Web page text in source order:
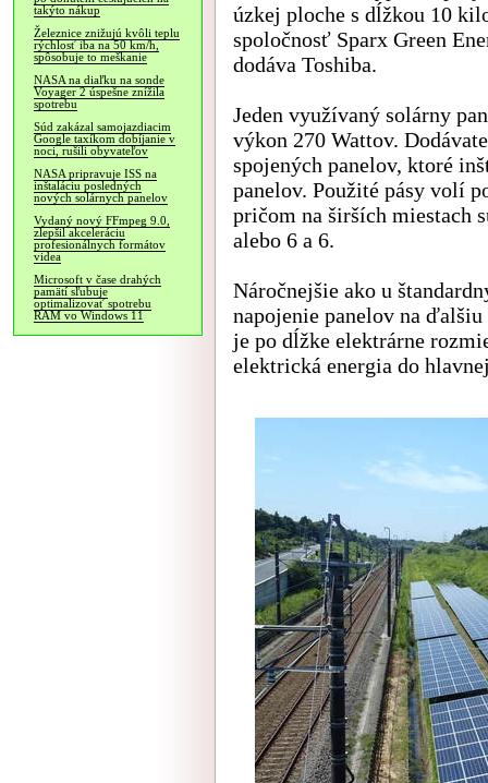
takýto nákup
Železnice znižujú kvôli teplu
rýchlosť iba na 50 km/h,
spôsobuje to meškanie
NASA na diaľku na sonde
Voyager 2 úspešne znížila
spotrebu
Súd zakázal samojazdiacim
Google taxíkom dobíjanie v
noci, rušili obyvateľov
NASA pripravuje ISS na
inštaláciu posledných
nových solárnych panelov
Vydaný nový FFmpeg 9.0,
zlepšil akceleráciu
profesionálnych formátov
videa
Microsoft v čase drahých
pamätí sľubuje
optimalizovať spotrebu
RAM vo Windows 11
úzkej ploche s dĺžkou 10
spoločnosť Sparx Green
dodáva Toshiba.
Jeden využívaný solárny
výkon 270 Wattov.
spojených panelov, ktoré
panelov. Použité pásy volí
pričom na širších miestach
alebo 6 a 6.
Náročnejšie ako u
napojenie panelov na
je po dĺžke elektrárne
elektrická energia do